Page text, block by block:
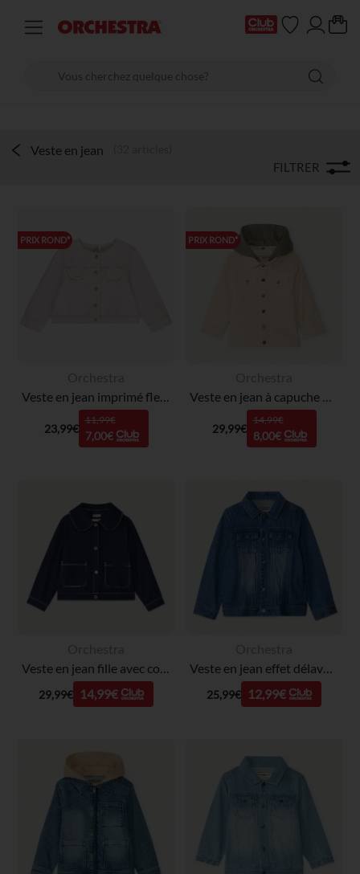
Veste en jean
FILTRER
PRIX ROND*
23,99€
11,99€
7,00€
PRIX ROND*
29,99€
14,99€
8,00€
Veste en jean fille avec col claudine
29,99€ 14,99€
Veste en jean effet délavé garçon
25,99€ 12,99€